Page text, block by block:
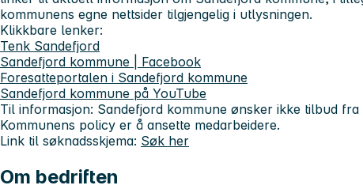
kommunens egne nettsider tilgjengelig i utlysningen.
Klikkbare lenker:
Tenk Sandefjord
Sandefjord kommune | Facebook
Foresatteportalen i Sandefjord kommune
Sandefjord kommune på YouTube
Til informasjon: Sandefjord kommune ønsker ikke tilbud
Kommunens policy er å ansette medarbeidere.
Link til søknadsskjema: Søk her
Om bedriften